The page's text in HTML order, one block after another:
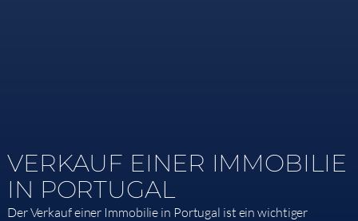
VERKAUF EINER IMMOBILIE
IN PORTUGAL
Der Verkauf einer Immobilie in Portugal ist ein wichtiger